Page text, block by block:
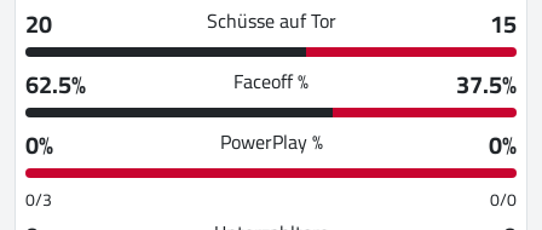
20
Schüsse auf Tor
15
62.5%
Faceoff %
37.5%
0%
PowerPlay % 0%
0/3 0/0